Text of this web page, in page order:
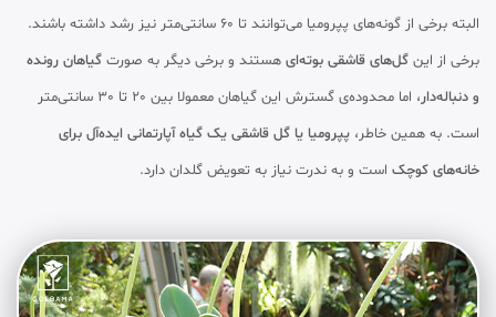
البته برخی از گونه‌های پپرومیا می‌توانند تا 60 سانتی‌متر نیز رشد داشته باشند.
برخی از این گل‌های قاشقی بوته‌ای هستند و برخی دیگر به صورت گیاهان رونده
و دنباله‌دار
، اما محدوده‌ی گسترش این گیاهان معمولا بین 20 تا 30 سانتی‌متر
است. به همین خاطر، پپرومیا یا گل قاشقی یک گیاه آپارتمانی ایده‌آل برای
خانه‌های کوچک است و به ندرت نیاز به تعویض گلدان دارد.